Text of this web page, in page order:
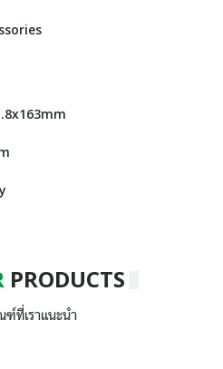
PRODUCTS
ที่เราแนะนำ